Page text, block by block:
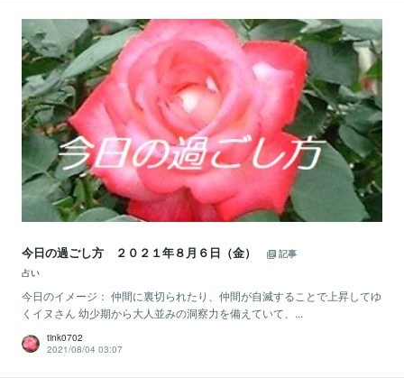
今日の過ごし方 ２０２１年８月６日（金）
記事
占い
今日のイメージ： 仲間に裏切られたり、仲間が自滅することで上昇してゆ
くイヌさん 幼少期から大人並みの洞察力を備えていて、...
tink0702
2021/08/04 03:07